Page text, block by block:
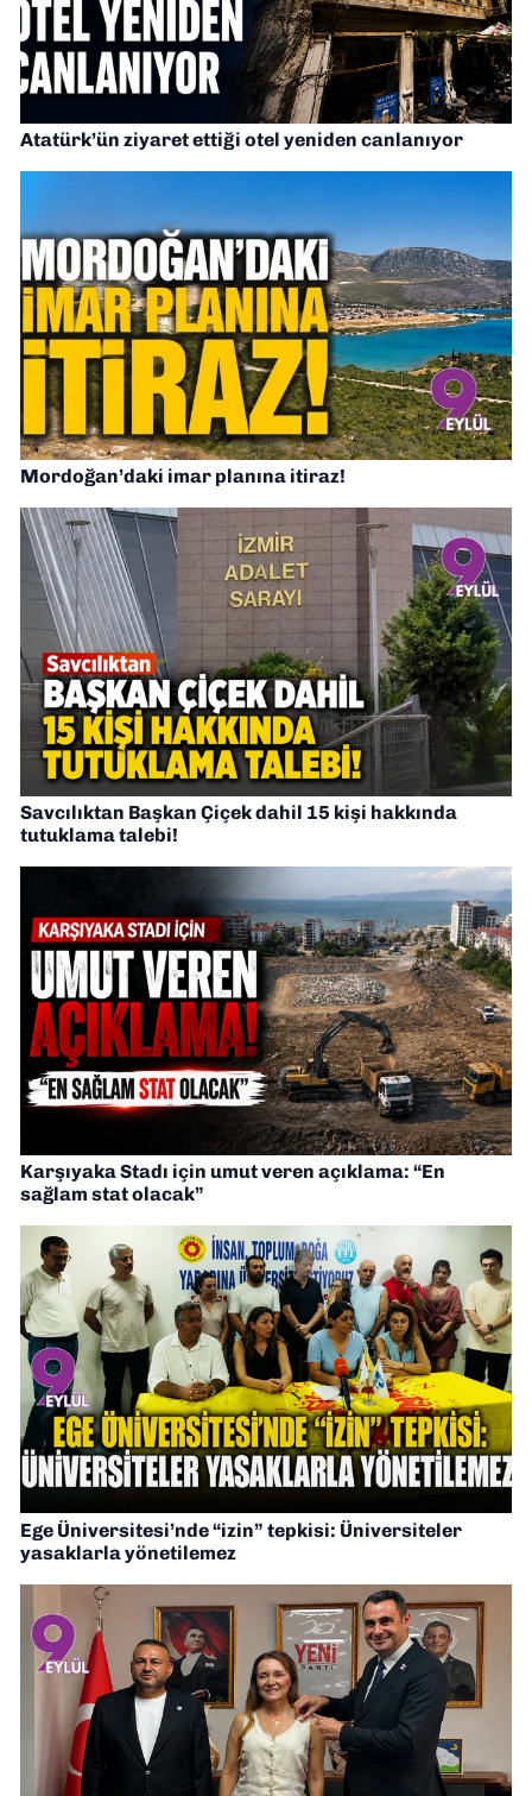
Atatürk’ün ziyaret ettiği otel yeniden canlanıyor
Mordoğan’daki imar planına itiraz!
Savcılıktan Başkan Çiçek dahil 15 kişi hakkında
tutuklama talebi!
Karşıyaka Stadı için umut veren açıklama: “En
sağlam stat olacak”
Ege Üniversitesi’nde “izin” tepkisi: Üniversiteler
yasaklarla yönetilemez